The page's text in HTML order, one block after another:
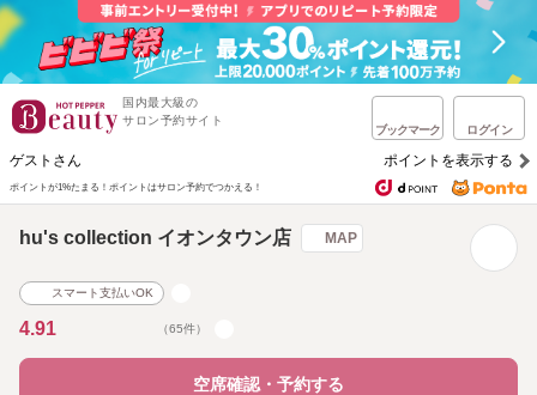
国内最大級の
サロン予約サイト
ブックマーク ログイン
ゲストさん ポイントを表示する
ポイントが1%たまる！ ポイントはサロン予約でつかえる！
hu's collection イオンタウン店 MAP
スマート支払いOK
4.91 （65件）
空席確認・予約する